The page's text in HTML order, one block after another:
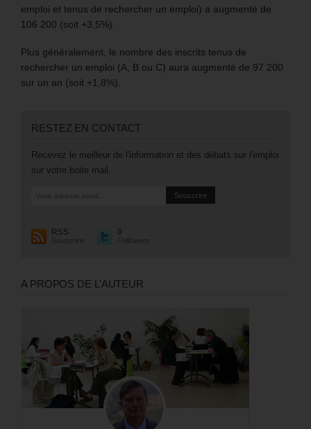
emploi et tenus de rechercher un emploi) a augmenté de
106 200 (soit +3,5%).
Plus généralement, le nombre des inscrits tenus de
rechercher un emploi (A, B ou C) aura augmenté de 97 200
sur un an (soit +1,8%).
RESTEZ EN CONTACT
Recevez le meilleur de l'information et des débats sur l'emploi
sur votre boite mail.
RSS
Souscrire
0
Followers
A PROPOS DE L’AUTEUR